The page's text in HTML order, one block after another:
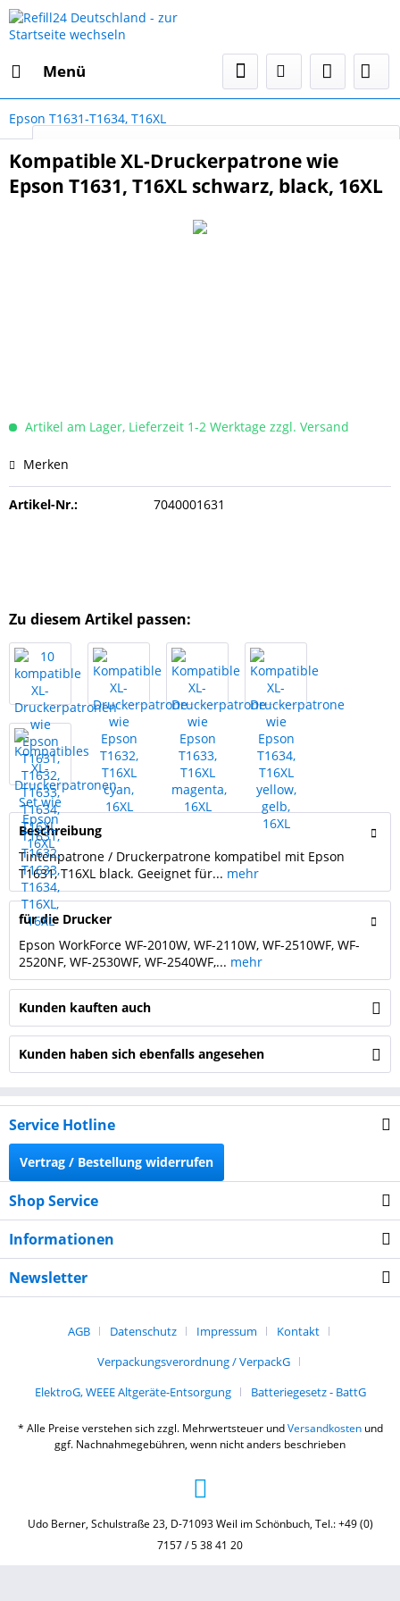
Menü
Epson T1631-T1634, T16XL
Kompatible XL-Druckerpatrone wie
Epson T1631, T16XL schwarz, black, 16XL
Artikel am Lager, Lieferzeit 1-2 Werktage zzgl. Versand
Merken
Artikel-Nr.: 7040001631
Zu diesem Artikel passen:
Beschreibung
Tintenpatrone / Druckerpatrone kompatibel mit Epson
T1631, T16XL black. Geeignet für... mehr
für die Drucker
Epson WorkForce WF-2010W, WF-2110W, WF-2510WF, WF-
2520NF, WF-2530WF, WF-2540WF,... mehr
Kunden kauften auch
Kunden haben sich ebenfalls angesehen
Service Hotline
Vertrag / Bestellung widerrufen
Shop Service
Informationen
Newsletter
AGB Datenschutz Impressum
Kontakt
Verpackungsverordnung / VerpackG
ElektroG, WEEE Altgeräte-Entsorgung
Batteriegesetz - BattG
* Alle Preise verstehen sich zzgl. Mehrwertsteuer undVersandkostenund
ggf. Nachnahmegebühren, wenn nicht anders beschrieben
Udo Berner, Schulstraße 23, D-71093 Weil im Schönbuch, Tel.: +49 (0)
7157 / 5 38 41 20